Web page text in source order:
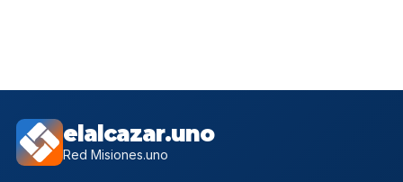
elalcazar.uno
Red Misiones.uno